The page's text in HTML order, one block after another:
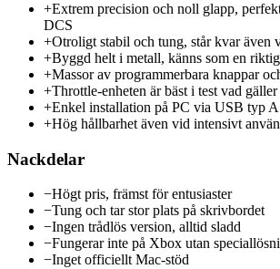
+Extrem precision och noll glapp,
DCS
+Otroligt stabil och tung, står kvar även
+Byggd helt i metall, känns som en
+Massor av programmerbara knappar
+Throttle-enheten är bäst i test vad gäller
+Enkel installation på PC via USB typ A
+Hög hållbarhet även vid intensivt
Nackdelar
−Högt pris, främst för entusiaster
−Tung och tar stor plats på skrivbordet
−Ingen trådlös version, alltid sladd
−Fungerar inte på Xbox utan
−Inget officiellt Mac-stöd